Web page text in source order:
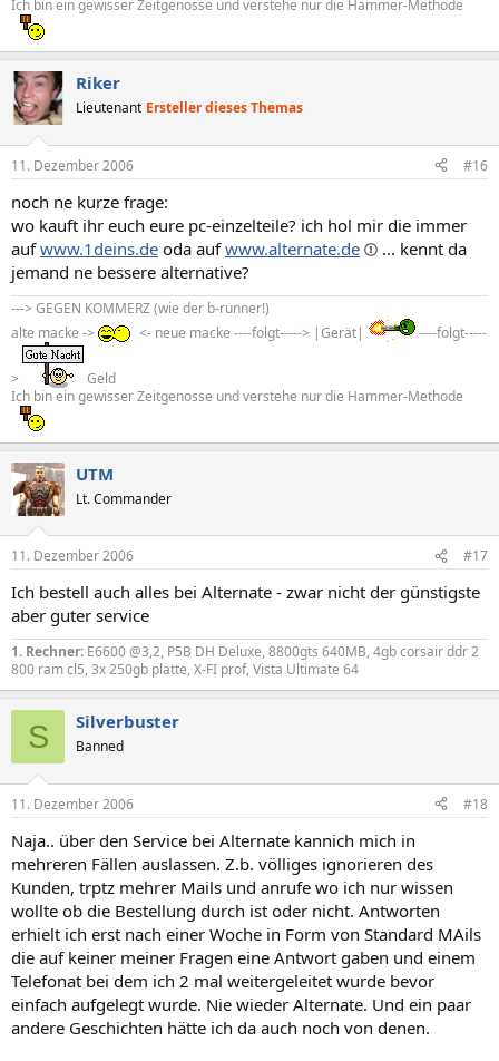
Ich bin ein gewisser Zeitgenosse und verstehe nur die Hammer-Methode
Riker
Lieutenant Ersteller dieses Themas
11. Dezember 2006 #16
noch ne kurze frage:
wo kauft ihr euch eure pc-einzelteile? ich hol mir die immer
aufwww.1deins.de oda aufwww.alternate.de
... kennt da
jemand ne bessere alternative?
---> GEGEN KOMMERZ (wie der b-runner!)
alte macke ->
<- neue macke ----folgt-----> |Gerät| ----folgt-----
>
Geld
Ich bin ein gewisser Zeitgenosse und verstehe nur die Hammer-Methode
UTM
Lt. Commander
11. Dezember 2006 #17
Ich bestell auch alles bei Alternate - zwar nicht der günstigste
aber guter service
1. Rechner: E6600 @3,2, P5B DH Deluxe, 8800gts 640MB, 4gb corsair ddr 2
800 ram cl5, 3x 250gb platte, X-FI prof, Vista Ultimate 64
S Silverbuster
Banned
11. Dezember 2006 #18
Naja.. über den Service bei Alternate kannich mich in
mehreren Fällen auslassen. Z.b. völliges ignorieren des
Kunden, trptz mehrer Mails und anrufe wo ich nur wissen
wollte ob die Bestellung durch ist oder nicht. Antworten
erhielt ich erst nach einer Woche in Form von Standard MAils
die auf keiner meiner Fragen eine Antwort gaben und einem
Telefonat bei dem ich 2 mal weitergeleitet wurde bevor
einfach aufgelegt wurde. Nie wieder Alternate. Und ein paar
andere Geschichten hätte ich da auch noch von denen.